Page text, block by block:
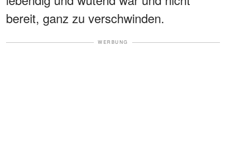
bereit, ganz zu verschwinden.
WERBUNG